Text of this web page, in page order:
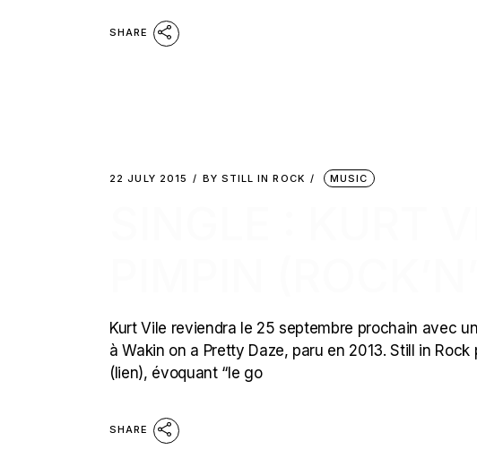
SHARE
22 JULY 2015 BY STILL IN ROCK MUSIC
Kurt Vile reviendra le 25 septembre prochain avec
à Wakin on a Pretty Daze, paru en 2013. Still in Rock
(lien), évoquant “le go
SHARE